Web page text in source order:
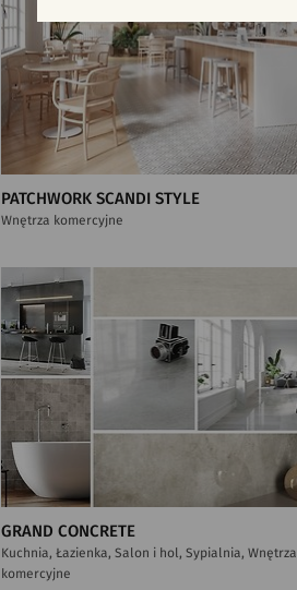
PATCHWORK SCANDI STYLE
Wnętrza komercyjne
GRAND CONCRETE
Kuchnia, Łazienka, Salon i hol, Sypialnia, Wnętrza
komercyjne